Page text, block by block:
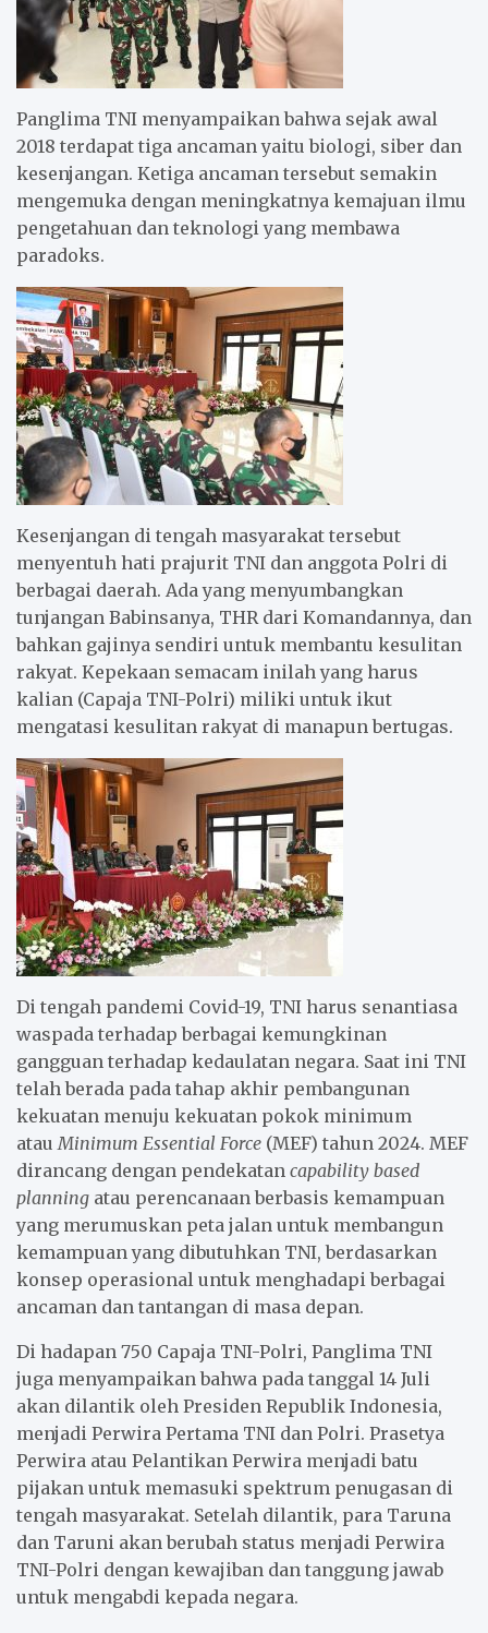
Panglima TNI menyampaikan bahwa sejak awal
2018 terdapat tiga ancaman yaitu biologi, siber dan
kesenjangan. Ketiga ancaman tersebut semakin
mengemuka dengan meningkatnya kemajuan ilmu
pengetahuan dan teknologi yang membawa
paradoks.
Kesenjangan di tengah masyarakat tersebut
menyentuh hati prajurit TNI dan anggota Polri di
berbagai daerah. Ada yang menyumbangkan
tunjangan Babinsanya, THR dari Komandannya, dan
bahkan gajinya sendiri untuk membantu kesulitan
rakyat. Kepekaan semacam inilah yang harus
kalian (Capaja TNI-Polri) miliki untuk ikut
mengatasi kesulitan rakyat di manapun bertugas.
Di tengah pandemi Covid-19, TNI harus senantiasa
waspada terhadap berbagai kemungkinan
gangguan terhadap kedaulatan negara. Saat ini TNI
telah berada pada tahap akhir pembangunan
kekuatan menuju kekuatan pokok minimum
atau Minimum Essential Force (MEF) tahun 2024. MEF
dirancang dengan pendekatan capability based
planning atau perencanaan berbasis kemampuan
yang merumuskan peta jalan untuk membangun
kemampuan yang dibutuhkan TNI, berdasarkan
konsep operasional untuk menghadapi berbagai
ancaman dan tantangan di masa depan.
Di hadapan 750 Capaja TNI-Polri, Panglima TNI
juga menyampaikan bahwa pada tanggal 14 Juli
akan dilantik oleh Presiden Republik Indonesia,
menjadi Perwira Pertama TNI dan Polri. Prasetya
Perwira atau Pelantikan Perwira menjadi batu
pijakan untuk memasuki spektrum penugasan di
tengah masyarakat. Setelah dilantik, para Taruna
dan Taruni akan berubah status menjadi Perwira
TNI-Polri dengan kewajiban dan tanggung jawab
untuk mengabdi kepada negara.